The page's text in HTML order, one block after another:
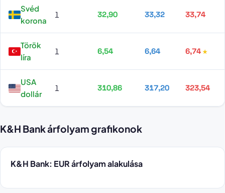
Svéd
korona
1 32,90 33,32 33,74
Török
líra
1 6,54 6,64 6,74
USA
dollár
1 310,86 317,20 323,54
K&H Bank árfolyam grafikonok
K&H Bank: EUR árfolyam alakulása